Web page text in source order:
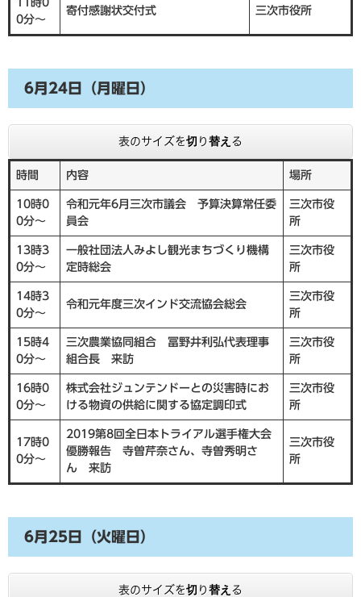
11時0
0分～
寄付感謝状交付式 三次市役所
6月24日（月曜日）
表のサイズを切り替える
時間 内容 場所
10時0
0分～
令和元年6月三次市議会 予算決算常任委
員会
三次市役
所
13時3
0分～
一般社団法人みよし観光まちづくり機構
定時総会
三次市役
所
14時3
0分～
令和元年度三次インド交流協会総会
三次市役
所
15時4
0分～
三次農業協同組合 冨野井利弘代表理事
組合長 来訪
三次市役
所
16時0
0分～
株式会社ジュンテンドーとの災害時にお
ける物資の供給に関する協定調印式
三次市役
所
17時0
0分～
2019第8回全日本トライアル選手権大会
優勝報告 寺曽芹奈さん、寺曽秀明さ
ん 来訪
三次市役
所
6月25日（火曜日）
表のサイズを切り替える